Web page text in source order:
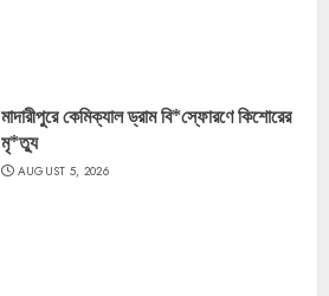
মাদারীপুরে কেমিক্যাল ড্রাম বি*স্ফোরণে কিশোরের
মৃ*ত্যু
AUGUST 5, 2026